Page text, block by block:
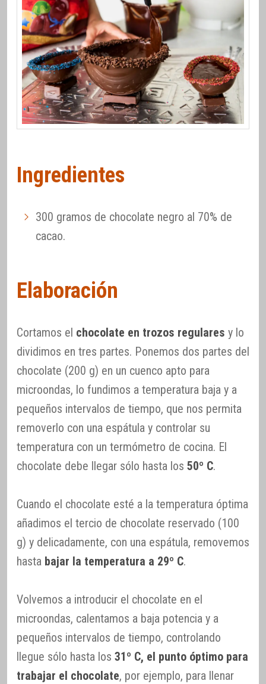
Ingredientes
300 gramos de chocolate negro al 70% de
cacao.
Elaboración
Cortamos el chocolate en trozos regulares y lo
dividimos en tres partes. Ponemos dos partes del
chocolate (200 g) en un cuenco apto para
microondas, lo fundimos a temperatura baja y a
pequeños intervalos de tiempo, que nos permita
removerlo con una espátula y controlar su
temperatura con un termómetro de cocina. El
chocolate debe llegar sólo hasta los 50º C.
Cuando el chocolate esté a la temperatura óptima
añadimos el tercio de chocolate reservado (100
g) y delicadamente, con una espátula, removemos
hasta bajar la temperatura a 29º C.
Volvemos a introducir el chocolate en el
microondas, calentamos a baja potencia y a
pequeños intervalos de tiempo, controlando
llegue sólo hasta los 31º C, el punto óptimo para
trabajar el chocolate, por ejemplo, para llenar